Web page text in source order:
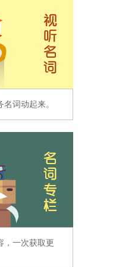
词动起来。
一次获取更